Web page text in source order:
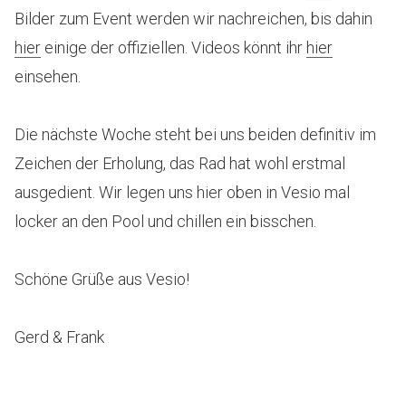
Bilder zum Event werden wir nachreichen, bis dahin
hier einige der offiziellen. Videos könnt ihr hier
einsehen.
Die nächste Woche steht bei uns beiden definitiv im
Zeichen der Erholung, das Rad hat wohl erstmal
ausgedient. Wir legen uns hier oben in Vesio mal
locker an den Pool und chillen ein bisschen.
Schöne Grüße aus Vesio!
Gerd & Frank